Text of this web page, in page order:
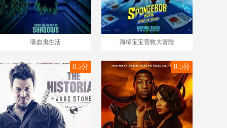
吸血鬼生活 海绵宝宝营救大冒险
8.5分 8.5分